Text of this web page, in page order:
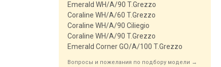
Emerald WH/A/90 T.Grezzo
Coraline WH/A/60 T.Grezzo
Coraline WH/A/90 Ciliegio
Coraline WH/A/90 T.Grezzo
Emerald Corner GO/A/100 T.Grezzo
Вопросы и пожелания по подбору модели →